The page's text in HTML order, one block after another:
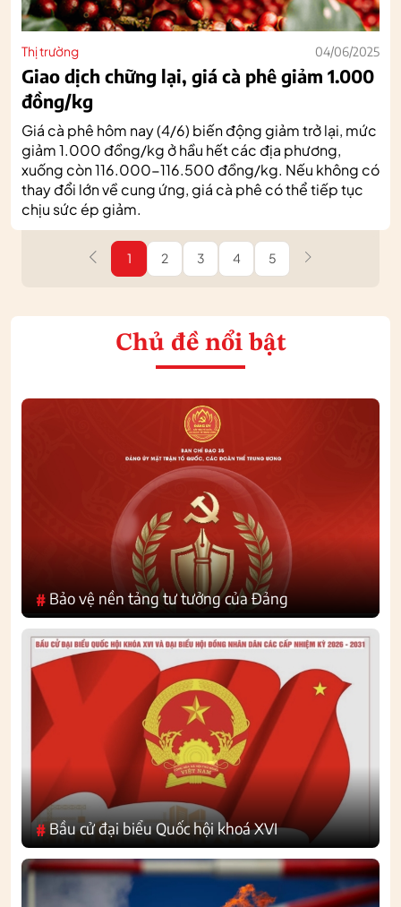
Thị trường 04/06/2025
Giao dịch chững lại, giá cà phê giảm 1.000
đồng/kg
Giá cà phê hôm nay (4/6) biến động giảm trở lại, mức
giảm 1.000 đồng/kg ở hầu hết các địa phương,
xuống còn 116.000-116.500 đồng/kg. Nếu không có
thay đổi lớn về cung ứng, giá cà phê có thể tiếp tục
chịu sức ép giảm.
1 2 3 4 5
Chủ đề nổi bật
# Bảo vệ nền tảng tư tưởng của Đảng
#Bầu cử đại biểu Quốc hội khoá XVI